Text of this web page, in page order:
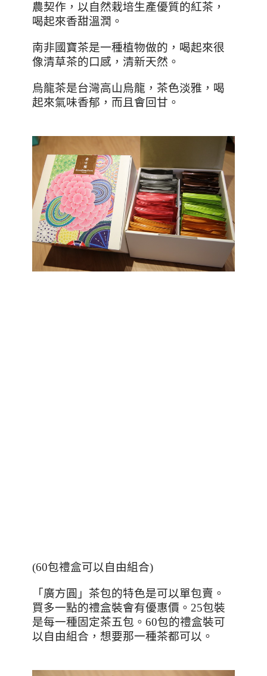
農契作，以自然栽培生產優質的紅茶，
喝起來香甜溫潤。
南非國寶茶是一種植物做的，喝起來很
像清草茶的口感，清新天然。
烏龍茶是台灣高山烏龍，茶色淡雅，喝
起來氣味香郁，而且會回甘。
(60包禮盒可以自由組合)
「廣方圓」茶包的特色是可以單包賣。
買多一點的禮盒裝會有優惠價。 25包裝
是每一種固定茶五包。 60包的禮盒裝可
以自由組合，想要那一種茶都可以。